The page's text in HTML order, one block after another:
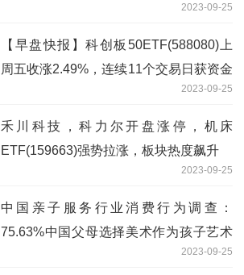
2023-09-25
【早盘快报】科创板50ETF(588080)上
周五收涨2.49%，连续11个交易日获资金
2023-09-25
禾川科技，科力尔开盘涨停，机床
ETF(159663)强势拉涨，板块热度飙升
2023-09-25
中国亲子服务行业消费行为调查：
75.63%中国父母选择美术作为孩子艺术
2023-09-25